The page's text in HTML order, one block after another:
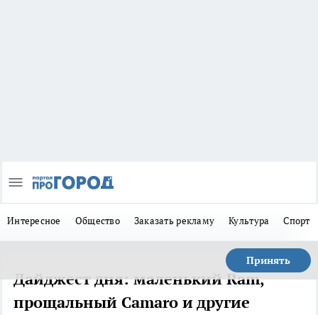
Интересное Общество Заказать рекламу Культура Спорт
Принять
Дайджест дня: маленький Ram,
прощальный Camaro и другие